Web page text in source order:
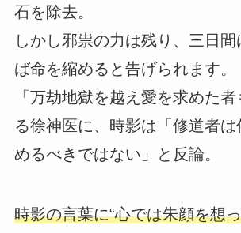
石を除去。
しかし邪祟の力は残り、三日間
ば命を縮めると告げられます。
「万劫地獄を越え愛を求めた
る徐神医に、時影は「修道者
めるべきではない」と反論。
時影の言葉に“心では朱顔を想